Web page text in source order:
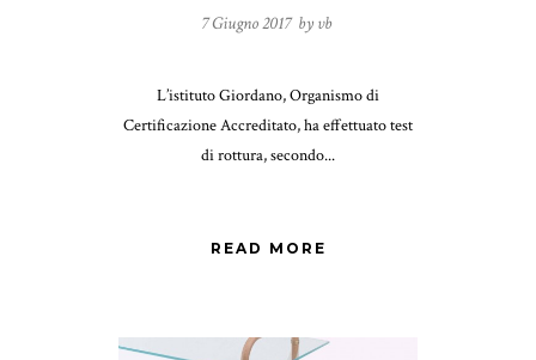
7 Giugno 2017 by vb
L’istituto Giordano, Organismo di
Certificazione Accreditato, ha effettuato test
di rottura, secondo...
READ MORE